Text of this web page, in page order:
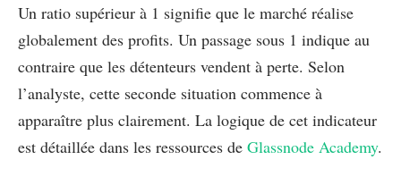
Un ratio supérieur à 1 signifie que le marché réalise
globalement des profits. Un passage sous 1 indique au
contraire que les détenteurs vendent à perte. Selon
l’analyste, cette seconde situation commence à
apparaître plus clairement. La logique de cet indicateur
est détaillée dans les ressources de Glassnode Academy.